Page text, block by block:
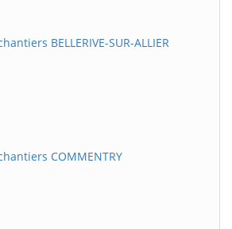
BELLERIVE-SUR-ALLIER
COMMENTRY